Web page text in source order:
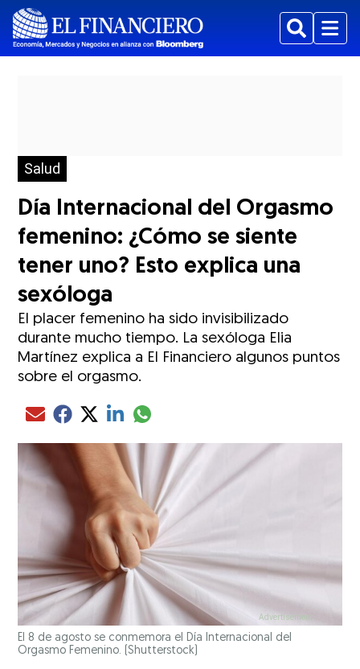
BuscarMenu
Salud
Día Internacional del Orgasmo
femenino: ¿Cómo se siente
tener uno? Esto explica una
sexóloga
El placer femenino ha sido invisibilizado
durante mucho tiempo. La sexóloga Elia
Martínez explica a El Financiero algunos puntos
sobre el orgasmo.
Compartir el artículo actual mediante Email
Compartir el artículo actual mediante Facebook
Compartir el artículo actual mediante Twitter
Compartir el artículo actual mediante LinkedIn
Compartir el artículo actual mediante
El 8 de agosto se conmemora el Día Internacional del
Orgasmo Femenino. (Shutterstock)